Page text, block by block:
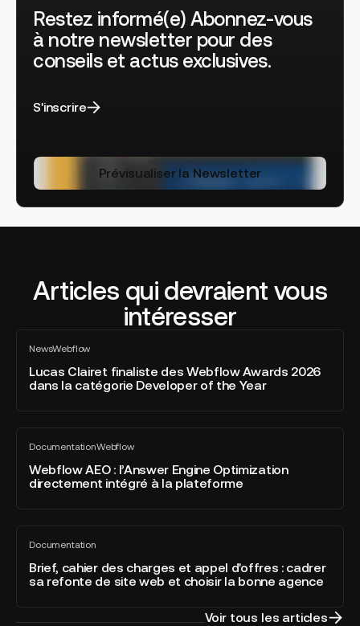
Restez informé(e) Abonnez-vous
à notre newsletter pour des
conseils et actus exclusives.
S'inscrire
Prévisualiser la Newsletter
Articles qui devraient vous
intéresser
NewsWebflow
Tout
voir
Lucas Clairet finaliste des Webflow Awards 2026
dans la catégorie Developer of the Year
Lucas
Clairet
finaliste
des
dans
catégorie
Developer
of
the
DocumentationWebflow
Tout
voir
Webflow AEO : l’Answer Engine Optimization
directement intégré à la plateforme
Webflow
AEO
l’Answer
intégré
plateforme
Documentation
Tout
voir
Brief, cahier des charges et appel d'offres : cadrer
sa refonte de site web et choisir la bonne agence
Brief,
cahier
des
charges
Voir tous les articles